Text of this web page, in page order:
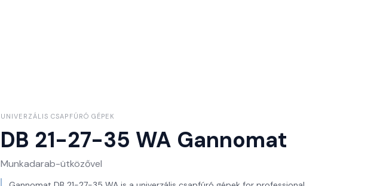
UNIVERZÁLIS CSAPFÚRÓ GÉPEK
DB 21-27-35 WA Gannomat
Munkadarab-ütközővel